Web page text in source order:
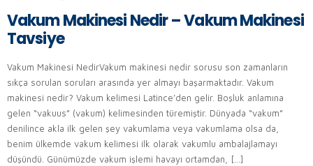
Vakum Makinesi Nedir – Vakum Makinesi
Tavsiye
Vakum Makinesi NedirVakum makinesi nedir sorusu son zamanların
sıkça sorulan soruları arasında yer almayı başarmaktadır. Vakum
makinesi nedir? Vakum kelimesi Latince’den gelir. Boşluk anlamına
gelen “vakuus” (vakum) kelimesinden türemiştir. Dünyada “vakum”
denilince akla ilk gelen şey vakumlama veya vakumlama olsa da,
benim ülkemde vakum kelimesi ilk olarak vakumlu ambalajlamayı
düşündü. Günümüzde vakum işlemi havayı ortamdan, […]